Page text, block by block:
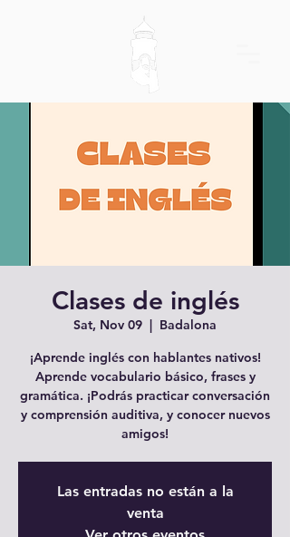
Clases de inglés
Sat, Nov 09
  |
Badalona
¡Aprende inglés con hablantes nativos!
Aprende vocabulario básico, frases y
gramática. ¡Podrás practicar conversación
y comprensión auditiva, y conocer nuevos
amigos!
Las entradas no están a la
venta